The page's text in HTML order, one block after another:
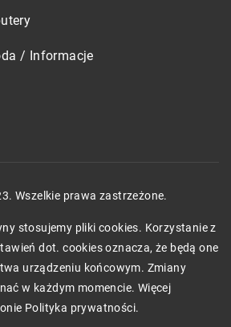
/ Informacje
Wszelkie prawa zastrzeżone.
stosujemy pliki cookies. Korzystanie z
dot. cookies oznacza, że będą one
urządzeniu końcowym. Zmiany
w każdym momencie. Więcej
Polityka prywatności.